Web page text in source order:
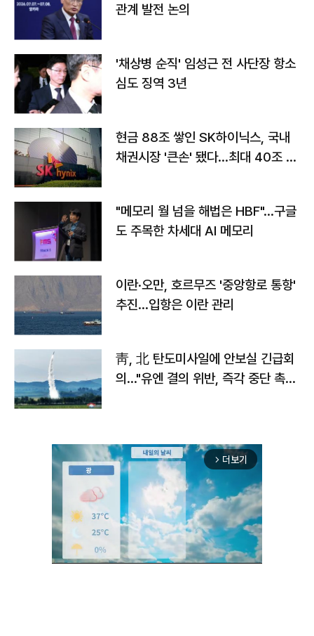
관계 발전 논의
'채상병 순직' 임성근 전 사단장 항소
심도 징역 3년
현금 88조 쌓인 SK하이닉스, 국내
채권시장 '큰손' 됐다…최대 40조 투
"메모리 월 넘을 해법은 HBF"…구글
도 주목한 차세대 AI 메모리
이란·오만, 호르무즈 '중앙항로 통항'
추진…입항은 이란 관리
靑, 北 탄도미사일에 안보실 긴급회
의…"유엔 결의 위반, 즉각 중단 촉
arrow_forward_ios 더보기